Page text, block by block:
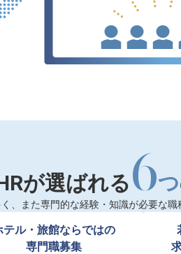
が選ばれる6つ
、また専門的な経験・知識が必要な職
テル・旅館ならではの
専門職募集